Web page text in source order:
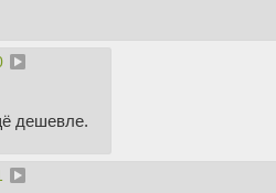
дешевле.